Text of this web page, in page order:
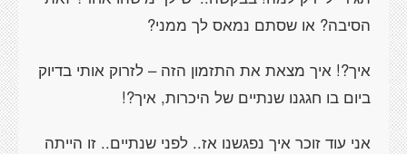
הסיבה? או שסתם נמאס לך ממני?
איך?! איך מצאת את התזמון הזה – לזרוק אותי בדיוק
ביום בו חגגנו שנתיים של היכרות, איך?!
אני עוד זוכר איך נפגשנו אז.. לפני שנתיים.. זו הייתה